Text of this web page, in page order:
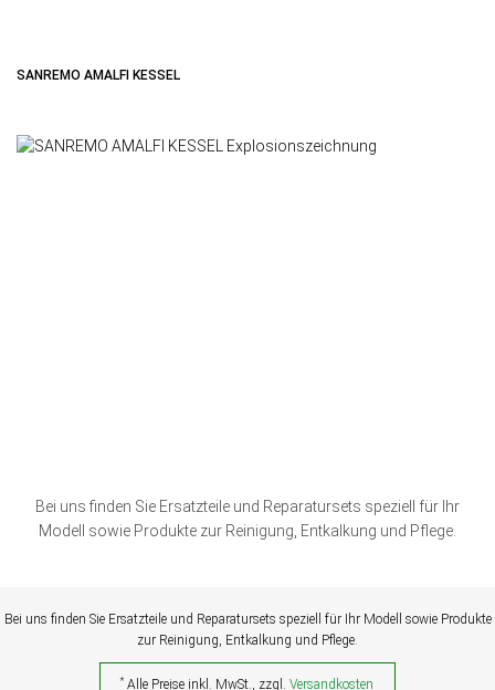
SANREMO AMALFI KESSEL
Bei uns finden Sie Ersatzteile und Reparatursets speziell für Ihr
Modell sowie Produkte zur Reinigung, Entkalkung und Pflege.
Bei uns finden Sie Ersatzteile und Reparatursets speziell für Ihr Modell sowie Produkte
zur Reinigung, Entkalkung und Pflege.
* Alle Preise inkl. MwSt., zzgl.Versandkosten